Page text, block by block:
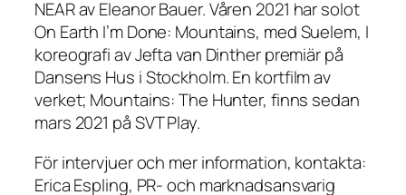
NEAR av Eleanor Bauer. Våren 2021 har solot
On Earth I’m Done: Mountains, med Suelem, I
koreografi av Jefta van Dinther premiär på
Dansens Hus i Stockholm. En kortfilm av
verket; Mountains: The Hunter, finns sedan
mars 2021 på SVT Play.
För intervjuer och mer information, kontakta:
Erica Espling, PR- och marknadsansvarig